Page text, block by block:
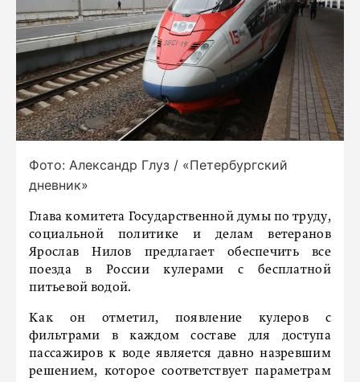
Фото: Александр Глуз / «Петербургский
дневник»
Глава комитета Государственной думы по труду,
социальной политике и делам ветеранов
Ярослав Нилов предлагает обеспечить все
поезда в России кулерами с бесплатной
питьевой водой.
Как он отметил, появление кулеров с
фильтрами в каждом составе для доступа
пассажиров к воде является давно назревшим
решением, которое соответствует параметрам